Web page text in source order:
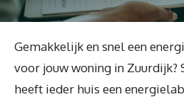
Gemakkelijk en snel een
voor jouw woning in Zuurdijk?
heeft ieder huis een